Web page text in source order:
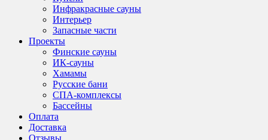
Инфракрасные сауны
Интерьер
Запасные части
Проекты
Финские сауны
ИК-сауны
Хамамы
Русские бани
СПА-комплексы
Бассейны
Оплата
Доставка
Отзывы